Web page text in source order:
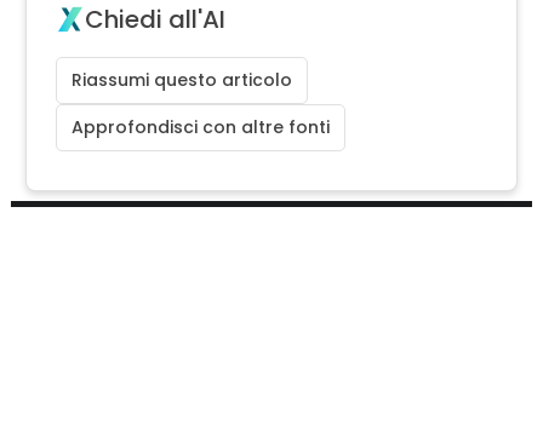
Chiedi all'AI
Riassumi questo articolo
Approfondisci con altre fonti